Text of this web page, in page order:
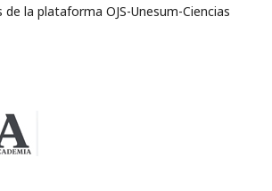
la plataforma OJS-Unesum-Ciencias